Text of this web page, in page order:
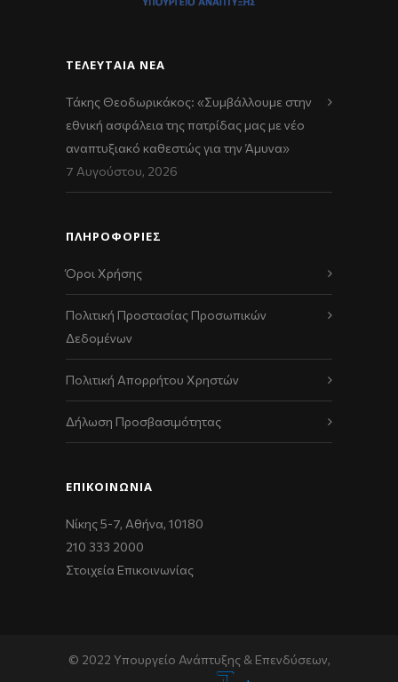
ΤΕΛΕΥΤΑΊΑ ΝΈΑ
Τάκης Θεοδωρικάκος: «Συμβάλλουμε στην
εθνική ασφάλεια της πατρίδας μας με νέο
αναπτυξιακό καθεστώς για την Άμυνα»
7 Αυγούστου, 2026
ΠΛΗΡΟΦΟΡΙΕΣ
Όροι Χρήσης
Πολιτική Προστασίας Προσωπικών
Δεδομένων
Πολιτική Απορρήτου Χρηστών
Δήλωση Προσβασιμότητας
ΕΠΙΚΟΙΝΩΝΊΑ
Νίκης 5-7, Αθήνα, 10180
210 333 2000
Στοιχεία Επικοινωνίας
© 2022 Υπουργείο Ανάπτυξης & Επενδύσεων,